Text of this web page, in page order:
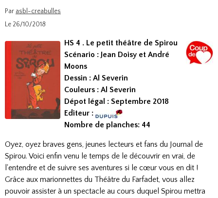
Par asbl-creabulles
Le 26/10/2018
HS 4 . Le petit théâtre de Spirou
Scénario : Jean Doisy et André
Moons
Dessin : Al Severin
Couleurs : Al Severin
Dépot légal : Septembre 2018
Editeur :
Nombre de planches: 44
Oyez, oyez braves gens, jeunes lecteurs et fans du Journal de
Spirou. Voici enfin venu le temps de le découvrir en vrai, de
l'entendre et de suivre ses aventures si le cœur vous en dit !
Grâce aux marionnettes du Théâtre du Farfadet, vous allez
pouvoir assister à un spectacle au cours duquel Spirou mettra